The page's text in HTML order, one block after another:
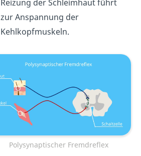
Reizung der Schleimhaut führt
zur Anspannung der
Kehlkopfmuskeln.
Polysynaptischer Fremdreflex